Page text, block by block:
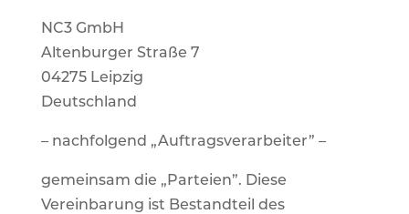
NC3 GmbH
Altenburger Straße 7
04275 Leipzig
Deutschland
– nachfolgend „Auftragsverarbeiter” –
gemeinsam die „Parteien”. Diese
Vereinbarung ist Bestandteil des